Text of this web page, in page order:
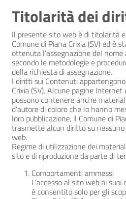
Titolarità dei
Il presente sito web è di titolarità
Comune di Piana Crixia (SV) ed è
ottenuta l’assegnazione del
secondo le metodologie e
della richiesta di assegnazione.
I diritti sui Contenuti
Crixia (SV). Alcune pagine
possono contenere anche
d’autore di coloro che lo hanno
loro pubblicazione, il Comune di
trasmette alcun diritto su
web.
Regime di utilizzazione dei
sito e di riproduzione da parte di
Comportamenti ammessi
L’accesso al sito web ai
è consentito solo per gli